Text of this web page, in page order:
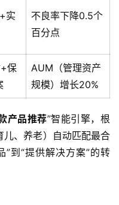
实
不良率下降0.5个
百分点
保
AUM（管理资产
规模）增长20%
产品推荐”智能引擎，根
、养老）自动匹配最合
到“提供解决方案”的转